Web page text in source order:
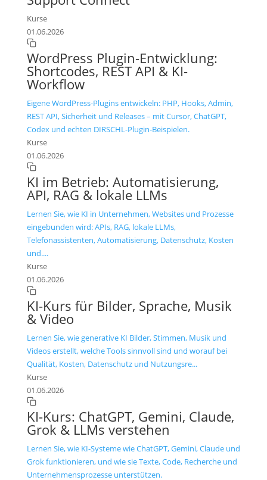
Kurse
01.06.2026
WordPress Plugin-Entwicklung:
Shortcodes, REST API & KI-
Workflow
Eigene WordPress-Plugins entwickeln: PHP, Hooks, Admin,
REST API, Sicherheit und Releases – mit Cursor, ChatGPT,
Codex und echten DIRSCHL-Plugin-Beispielen.
Kurse
01.06.2026
KI im Betrieb: Automatisierung,
API, RAG & lokale LLMs
Lernen Sie, wie KI in Unternehmen, Websites und Prozesse
eingebunden wird: APIs, RAG, lokale LLMs,
Telefonassistenten, Automatisierung, Datenschutz, Kosten
und....
Kurse
01.06.2026
KI-Kurs für Bilder, Sprache, Musik
& Video
Lernen Sie, wie generative KI Bilder, Stimmen, Musik und
Videos erstellt, welche Tools sinnvoll sind und worauf bei
Qualität, Kosten, Datenschutz und Nutzungsre...
Kurse
01.06.2026
KI-Kurs: ChatGPT, Gemini, Claude,
Grok & LLMs verstehen
Lernen Sie, wie KI-Systeme wie ChatGPT, Gemini, Claude und
Grok funktionieren, und wie sie Texte, Code, Recherche und
Unternehmensprozesse unterstützen.